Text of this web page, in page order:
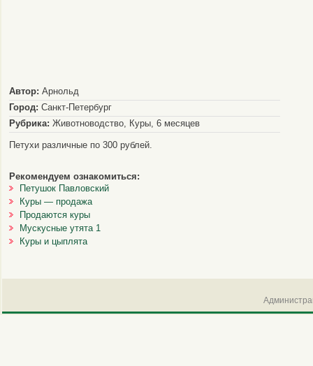
Автор: Арнольд
Город: Санкт-Петербург
Рубрика: Животноводство, Куры, 6 месяцев
Петухи различные по 300 рублей.
Рекомендуем ознакомиться:
Петушок Павловский
Куры — продажа
Продаются куры
Мускусные утята 1
Куры и цыплята